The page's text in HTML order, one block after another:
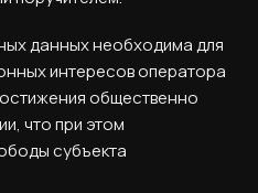
данных необходима для
интересов оператора
общественно
что при этом
субъекта